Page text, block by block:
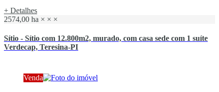
+ Detalhes
2574,00 ha × × ×
Sítio - Sítio com 12.800m2, murado, com casa sede com 1 suíte
Verdecap, Teresina-PI
Venda